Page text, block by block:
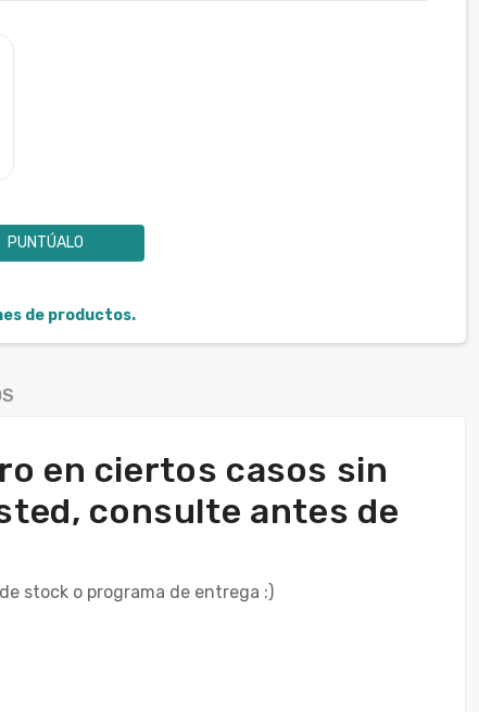
PUNTÚALO
de productos.
en ciertos casos sin
consulte antes de
stock o programa de entrega :)